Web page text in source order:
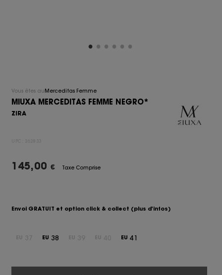
Vous êtes auMerceditas Femme
MIUXA MERCEDITAS FEMME NEGRO*
ZIRA
UPC: 262833
145,00 € Taxe Comprise
Envoi GRATUIT et option click & collect (plus d'infos)
EU 38 EU 41